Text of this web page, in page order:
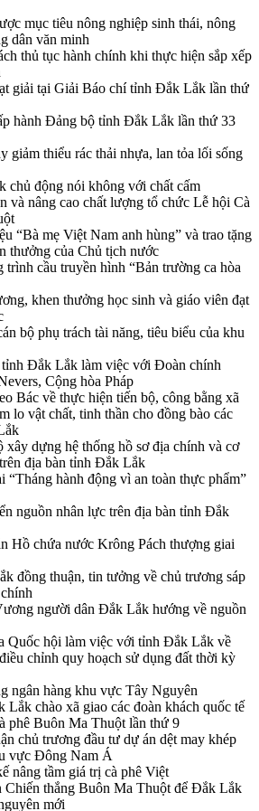
mục tiêu nông nghiệp sinh thái, nông
dân văn minh
thủ tục hành chính khi thực hiện sắp xếp
giải tại Giải Báo chí tỉnh Đắk Lắk lần thứ
hành Đảng bộ tỉnh Đắk Lắk lần thứ 33
giảm thiểu rác thải nhựa, lan tỏa lối sống
chủ động nói không với chất cấm
và nâng cao chất lượng tổ chức Lễ hội Cà
“Bà mẹ Việt Nam anh hùng” và trao tặng
thưởng của Chủ tịch nước
cầu truyền hình “Bản trường ca hòa
khen thưởng học sinh và giáo viên đạt
bộ phụ trách tài năng, tiêu biểu của khu
Đắk Lắk làm việc với Đoàn chính
Cộng hòa Pháp
Bác về thực hiện tiến bộ, công bằng xã
lo vật chất, tinh thần cho đồng bào các
xây dựng hệ thống hồ sơ địa chính và cơ
địa bàn tỉnh Đắk Lắk
hành động vì an toàn thực phẩm”
nguồn nhân lực trên địa bàn tỉnh Đắk
Hồ chứa nước Krông Pách thượng giai
đồng thuận, tin tưởng về chủ trương sáp
người dân Đắk Lắk hướng về nguồn
Quốc hội làm việc với tỉnh Đắk Lắk về
chỉnh quy hoạch sử dụng đất thời kỳ
ngân hàng khu vực Tây Nguyên
Lắk chào xã giao các đoàn khách quốc tế
phê Buôn Ma Thuột lần thứ 9
chủ trương đầu tư dự án dệt may khép
vực Đông Nam Á
nâng tầm giá trị cà phê Việt
Chiến thắng Buôn Ma Thuột để Đắk Lắk
mới